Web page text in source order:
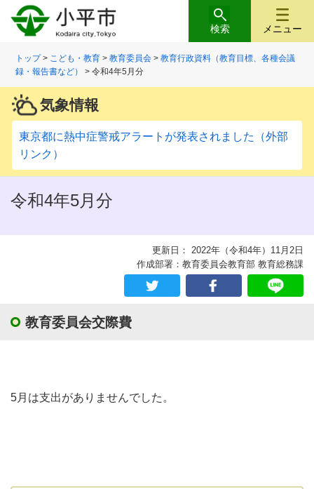
メニュー
検索
トップ> こども・教育 >教育委員会 >教育行政資料（教育目標、各種会議
録・報告書など）
> 令和4年5月分
気象情報
東京都に熱中症警戒アラートが発表されました（外部
リンク）
令和4年5月分
更新日： 2022年（令和4年）11月2日
作成部署：教育委員会教育部 教育総務課
教育委員会交際費
5月は支出がありませんでした。